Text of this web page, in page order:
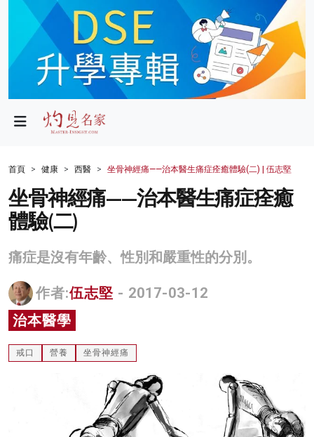
政局
財經
生活
健康
商業
影片
名家榜
灼見活動
首頁 健康 西醫 坐骨神經痛——治本醫生痛症痊癒體驗(二) | 伍志堅
坐骨神經痛——治本醫生痛症痊癒
體驗(二)
痛症是沒有年齡、性別和嚴重性的分別。
作者:伍志堅 - 2017-03-12
治本醫學
戒口 營養 坐骨神經痛